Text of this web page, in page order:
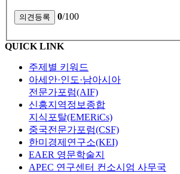
0/100
QUICK LINK
주제별 키워드
아세안·인도·남아시아
전문가포럼(AIF)
신흥지역정보종합
지식포탈(EMERiCs)
중국전문가포럼(CSF)
한미경제연구소(KEI)
EAER 영문학술지
APEC 연구센터 컨소시엄 사무국